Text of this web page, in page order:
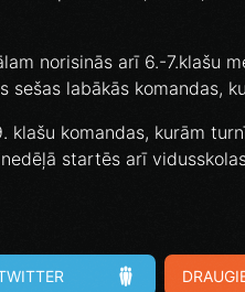
norisinās arī 6.-7.klašu
sešas labākās komandas,
klašu komandas, kurām
startēs arī